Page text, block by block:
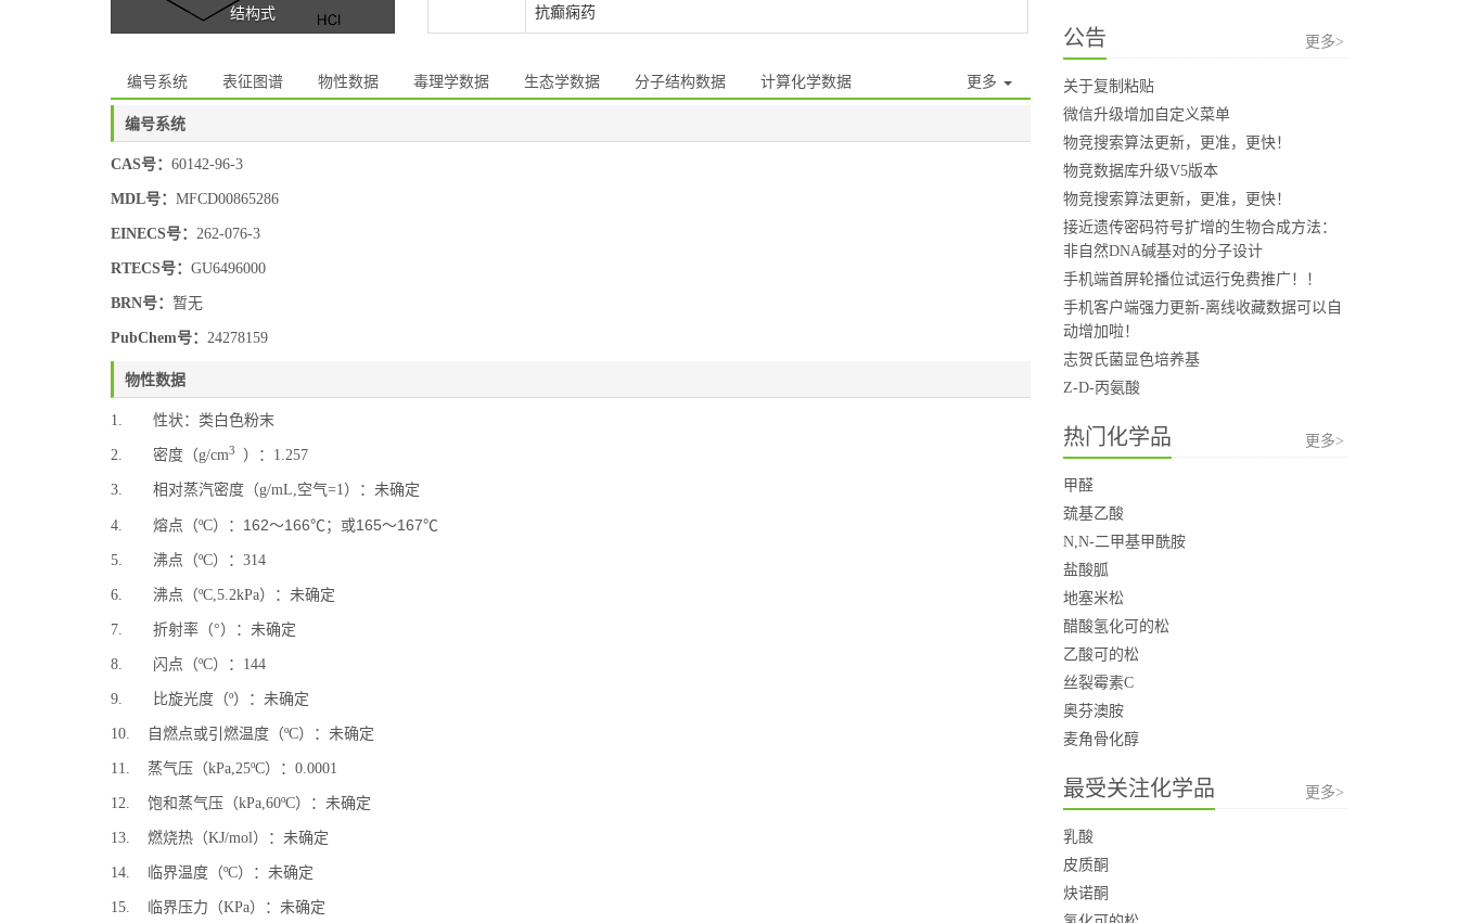
结构式
抗癫痫药
编号系统 表征图谱 物性数据 毒理学数据 生态学数据 分子结构数据 计算化学数据 更多
编号系统
CAS号： 60142-96-3
MDL号： MFCD00865286
EINECS号： 262-076-3
RTECS号： GU6496000
BRN号： 暂无
PubChem号： 24278159
物性数据
1. 性状：类白色粉末
2. 密度（g/cm3 ）：1.257
3. 相对蒸汽密度（g/mL,空气=1）：未确定
4. 熔点（ºC）： 162～166℃；或165～167℃
5. 沸点（ºC）：314
6. 沸点（ºC,5.2kPa）：未确定
7. 折射率（°）：未确定
8. 闪点（ºC）：144
9. 比旋光度（º）：未确定
10. 自燃点或引燃温度（ºC）：未确定
11. 蒸气压（kPa,25ºC）：0.0001
12. 饱和蒸气压（kPa,60ºC）：未确定
13. 燃烧热（KJ/mol）：未确定
14. 临界温度（ºC）：未确定
15. 临界压力（KPa）：未确定
公告 更多>
关于复制粘贴
微信升级增加自定义菜单
物竞搜索算法更新，更准，更快！
物竞数据库升级V5版本
物竞搜索算法更新，更准，更快！
接近遗传密码符号扩增的生物合成方法：
非自然DNA碱基对的分子设计
手机端首屏轮播位试运行免费推广！！
手机客户端强力更新-离线收藏数据可以自
动增加啦！
志贺氏菌显色培养基
Z-D-丙氨酸
热门化学品 更多>
甲醛
巯基乙酸
N,N-二甲基甲酰胺
盐酸胍
地塞米松
醋酸氢化可的松
乙酸可的松
丝裂霉素C
奥芬澳胺
麦角骨化醇
最受关注化学品 更多>
乳酸
皮质酮
炔诺酮